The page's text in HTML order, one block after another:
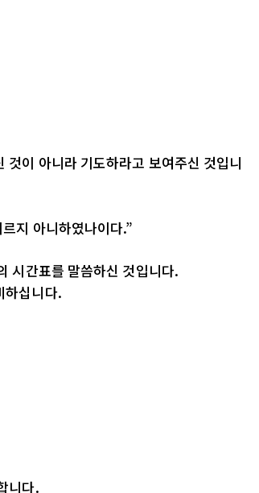
이 아니라 기도하라고 보여주신 것입니
지 아니하였나이다.”
시간표를 말씀하신 것입니다.
하십니다.
니다.